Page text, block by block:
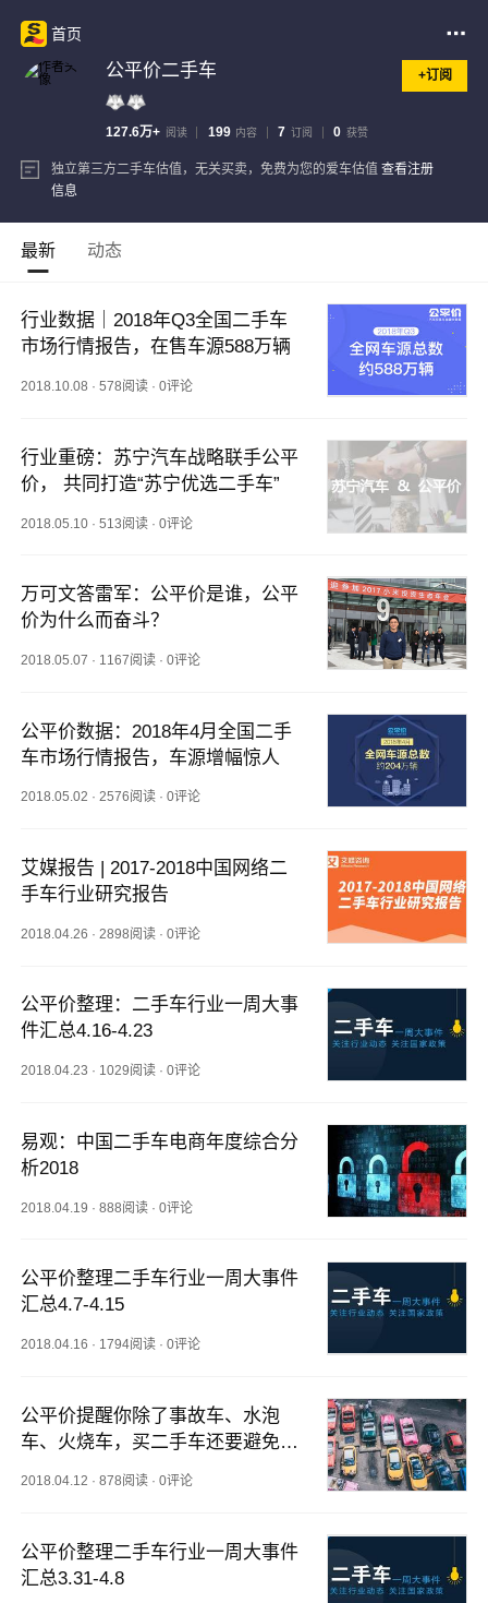
首页
公平价二手车 +订阅
127.6万+ 阅读 199 内容 7 订阅 0 获赞
独立第三方二手车估值，无关买卖，免费为您的爱车估值 查看注册
信息
最新 动态
行业数据｜2018年Q3全国二手车
市场行情报告，在售车源588万辆
2018.10.08 ·578阅读 ·0评论
行业重磅：苏宁汽车战略联手公平
价， 共同打造“苏宁优选二手车”
2018.05.10 ·513阅读 ·0评论
万可文答雷军：公平价是谁，公平
价为什么而奋斗？
2018.05.07 · 1167阅读 ·0评论
公平价数据：2018年4月全国二手
车市场行情报告，车源增幅惊人
2018.05.02 ·2576阅读 ·0评论
艾媒报告 | 2017-2018中国网络二
手车行业研究报告
2018.04.26 · 2898阅读 ·0评论
公平价整理：二手车行业一周大事
件汇总4.16-4.23
2018.04.23 · 1029阅读 ·0评论
易观：中国二手车电商年度综合分
析2018
2018.04.19 ·888阅读 ·0评论
公平价整理二手车行业一周大事件
汇总4.7-4.15
2018.04.16 · 1794阅读 ·0评论
公平价提醒你除了事故车、水泡
车、火烧车，买二手车还要避免这
2018.04.12 ·878阅读 ·0评论
公平价整理二手车行业一周大事件
汇总3.31-4.8